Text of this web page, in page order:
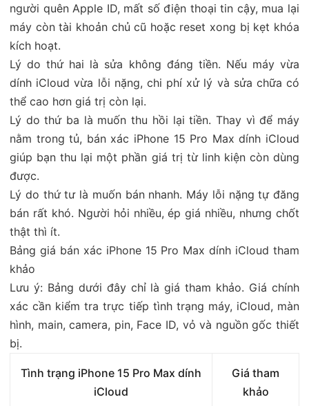
người quên Apple ID, mất số điện thoại tin cậy, mua lại
máy còn tài khoản chủ cũ hoặc reset xong bị kẹt khóa
kích hoạt.
Lý do thứ hai là sửa không đáng tiền. Nếu máy vừa
dính iCloud vừa lỗi nặng, chi phí xử lý và sửa chữa có
thể cao hơn giá trị còn lại.
Lý do thứ ba là muốn thu hồi lại tiền. Thay vì để máy
nằm trong tủ, bán xác iPhone 15 Pro Max dính iCloud
giúp bạn thu lại một phần giá trị từ linh kiện còn dùng
được.
Lý do thứ tư là muốn bán nhanh. Máy lỗi nặng tự đăng
bán rất khó. Người hỏi nhiều, ép giá nhiều, nhưng chốt
thật thì ít.
Bảng giá bán xác iPhone 15 Pro Max dính iCloud tham
khảo
Lưu ý: Bảng dưới đây chỉ là giá tham khảo. Giá chính
xác cần kiểm tra trực tiếp tình trạng máy, iCloud, màn
hình, main, camera, pin, Face ID, vỏ và nguồn gốc thiết
bị.
Tình trạng iPhone 15 Pro Max dính
iCloud
Giá tham
khảo